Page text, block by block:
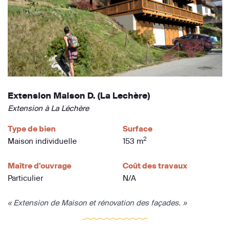
Extension Maison D. (La Lechère)
Extension à La Léchère
Type de bien
Maison individuelle
Surface
153 m2
Maître d'ouvrage
Particulier
Coût des travaux
N/A
« Extension de Maison et rénovation des façades. »